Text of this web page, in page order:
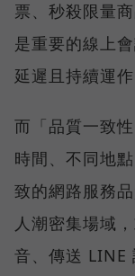
票、秒殺限量
是重要的線上
延遲且持續運作
而「品質一致
時間、不同地
致的網路服務
人潮密集場域
音、傳送 LINE